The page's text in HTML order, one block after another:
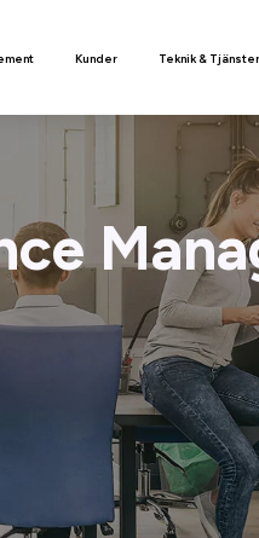
Kunder Teknik & Tjänster